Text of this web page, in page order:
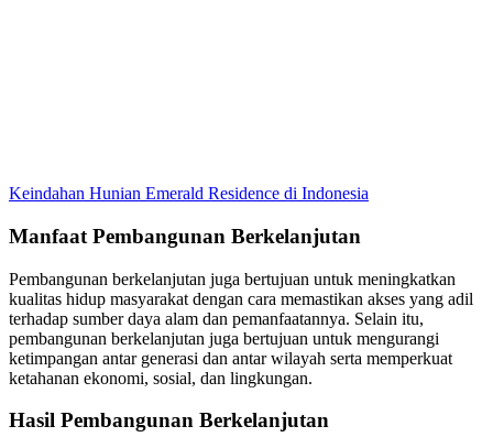
Keindahan Hunian Emerald Residence di Indonesia
Manfaat Pembangunan Berkelanjutan
Pembangunan berkelanjutan juga bertujuan untuk meningkatkan
kualitas hidup masyarakat dengan cara memastikan akses yang adil
terhadap sumber daya alam dan pemanfaatannya. Selain itu,
pembangunan berkelanjutan juga bertujuan untuk mengurangi
ketimpangan antar generasi dan antar wilayah serta memperkuat
ketahanan ekonomi, sosial, dan lingkungan.
Hasil Pembangunan Berkelanjutan